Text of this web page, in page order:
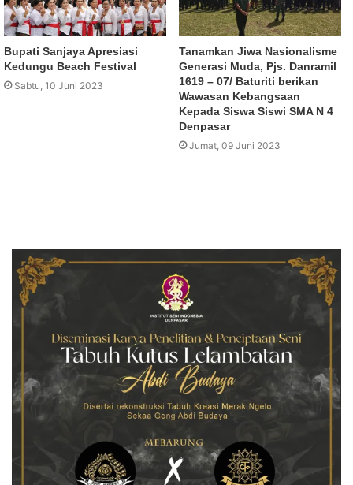
Bupati Sanjaya Apresiasi
Kedungu Beach Festival
Sabtu, 10 Juni 2023
Tanamkan Jiwa Nasionalisme
Generasi Muda, Pjs. Danramil
1619 – 07/ Baturiti berikan
Wawasan Kebangsaan
Kepada Siswa Siswi SMA N 4
Denpasar
Jumat, 09 Juni 2023